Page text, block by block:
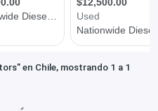
en Chile, mostrando 1 a 1